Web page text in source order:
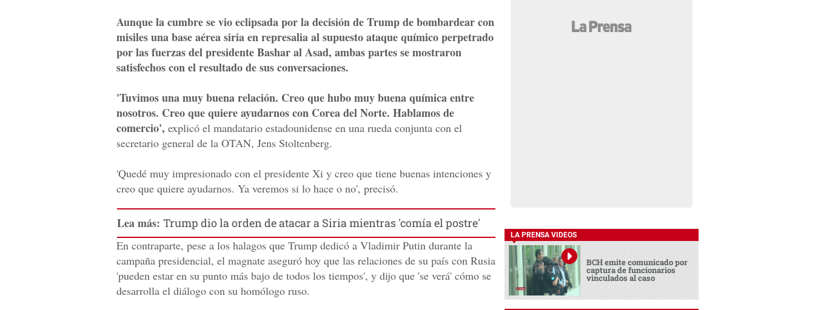
Aunque la cumbre se vio eclipsada por la decisión de Trump de bombardear con
misiles una base aérea siria en represalia al supuesto ataque químico perpetrado
por las fuerzas del presidente Bashar al Asad, ambas partes se mostraron
satisfechos con el resultado de sus conversaciones.
'Tuvimos una muy buena relación. Creo que hubo muy buena química entre
nosotros. Creo que quiere ayudarnos con Corea del Norte. Hablamos de
comercio', explicó el mandatario estadounidense en una rueda conjunta con el
secretario general de la OTAN, Jens Stoltenberg.
'Quedé muy impresionado con el presidente Xi y creo que tiene buenas intenciones y
creo que quiere ayudarnos. Ya veremos si lo hace o no', precisó.
Lea más: Trump dio la orden de atacar a Siria mientras 'comía el postre'
En contraparte, pese a los halagos que Trump dedicó a Vladimir Putin durante la
campaña presidencial, el magnate aseguró hoy que las relaciones de su país con Rusia
'pueden estar en su punto más bajo de todos los tiempos', y dijo que 'se verá' cómo se
desarrolla el diálogo con su homólogo ruso.
LA PRENSA VIDEOS
BCH emite comunicado por
captura de funcionarios
vinculados al caso